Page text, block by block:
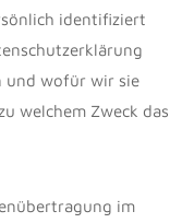
identifiziert
und wofür wir sie
welchem Zweck das
im